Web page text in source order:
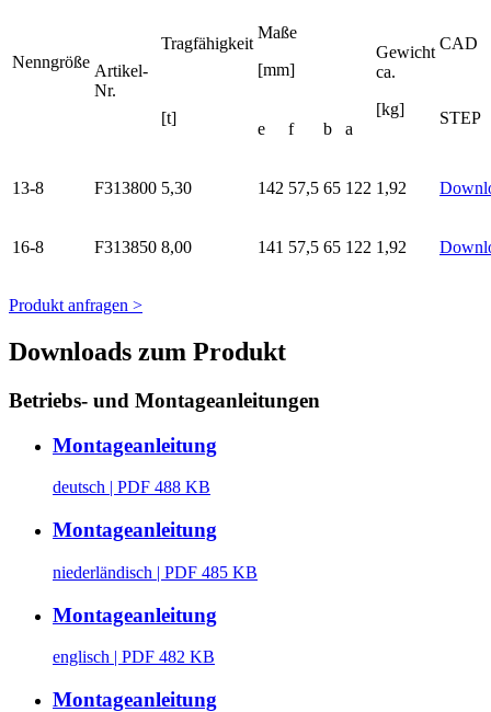
Nenngröße Artikel-
Nr.
Tragfähigkeit
[t]
Maße
[mm]
Gewicht
ca.
[kg]
CAD
STEP
e f b a
13-8 F313800 5,30 142 57,5 65 122 1,92
16-8 F313850 8,00 141 57,5 65 122 1,92
Produkt anfragen >
Downloads zum Produkt
Betriebs- und Montageanleitungen
Montageanleitung
deutsch | PDF 488 KB
Montageanleitung
niederländisch | PDF 485 KB
Montageanleitung
englisch | PDF 482 KB
Montageanleitung